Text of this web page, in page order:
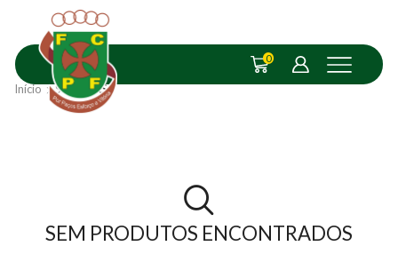
0
Início Shop XS
SEM PRODUTOS ENCONTRADOS